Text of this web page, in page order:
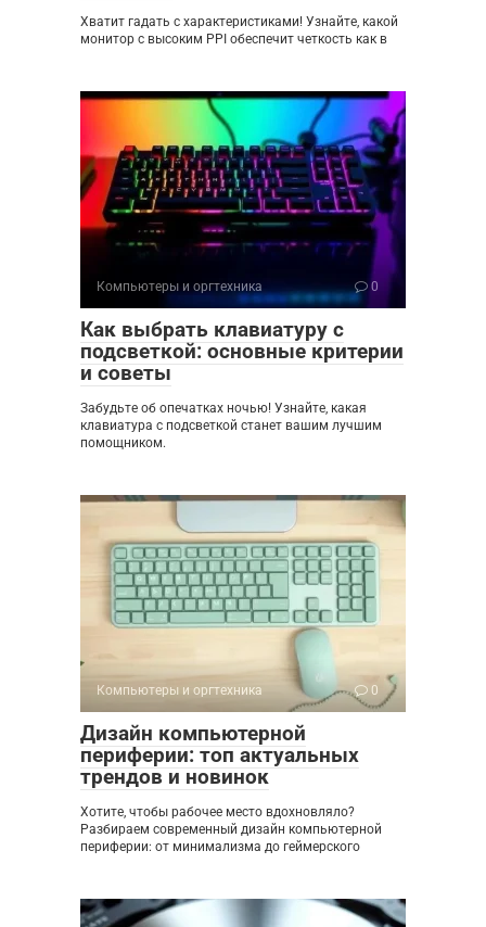
Хватит гадать с характеристиками! Узнайте, какой
монитор с высоким PPI обеспечит четкость как в
Компьютеры и оргтехника 0
Как выбрать клавиатуру с
подсветкой: основные критерии
и советы
Забудьте об опечатках ночью! Узнайте, какая
клавиатура с подсветкой станет вашим лучшим
помощником.
Компьютеры и оргтехника 0
Дизайн компьютерной
периферии: топ актуальных
трендов и новинок
Хотите, чтобы рабочее место вдохновляло?
Разбираем современный дизайн компьютерной
периферии: от минимализма до геймерского